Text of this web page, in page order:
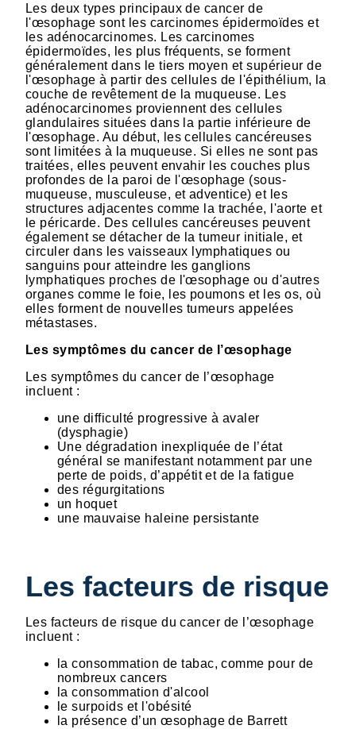
Les deux types principaux de cancer de
l'œsophage sont les carcinomes épidermoïdes et
les adénocarcinomes. Les carcinomes
épidermoïdes, les plus fréquents, se forment
généralement dans le tiers moyen et supérieur de
l'œsophage à partir des cellules de l'épithélium, la
couche de revêtement de la muqueuse. Les
adénocarcinomes proviennent des cellules
glandulaires situées dans la partie inférieure de
l'œsophage. Au début, les cellules cancéreuses
sont limitées à la muqueuse. Si elles ne sont pas
traitées, elles peuvent envahir les couches plus
profondes de la paroi de l'œsophage (sous-
muqueuse, musculeuse, et adventice) et les
structures adjacentes comme la trachée, l'aorte et
le péricarde. Des cellules cancéreuses peuvent
également se détacher de la tumeur initiale, et
circuler dans les vaisseaux lymphatiques ou
sanguins pour atteindre les ganglions
lymphatiques proches de l'œsophage ou d'autres
organes comme le foie, les poumons et les os, où
elles forment de nouvelles tumeurs appelées
métastases.
Les symptômes du cancer de l’œsophage
Les symptômes du cancer de l’œsophage
incluent :
une difficulté progressive à avaler
(dysphagie)
Une dégradation inexpliquée de l’état
général se manifestant notamment par une
perte de poids, d’appétit et de la fatigue
des régurgitations
un hoquet
une mauvaise haleine persistante
Les facteurs de risque
Les facteurs de risque du cancer de l’œsophage
incluent :
la consommation de tabac, comme pour de
nombreux cancers
la consommation d'alcool
le surpoids et l'obésité
la présence d’un œsophage de Barrett